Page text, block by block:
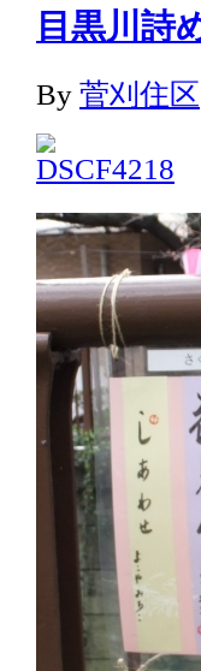
目黒川詩
By 菅刈住区